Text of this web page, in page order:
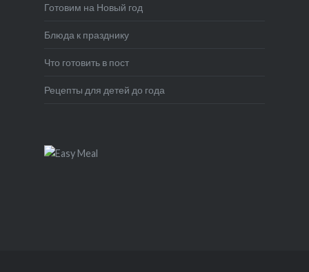
Готовим на Новый год
Блюда к празднику
Что готовить в пост
Рецепты для детей до года